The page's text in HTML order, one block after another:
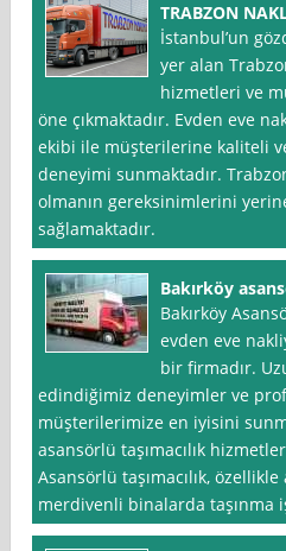
TRABZON
İstanbul’un
yer alan
hizmetleri ve
öne çıkmaktadır. Evden eve
ekibi ile müşterilerine kaliteli
deneyimi sunmaktadır.
olmanın gereksinimlerini
sağlamaktadır.
Bakırköy
Bakırköy
evden eve
bir firmadır.
edindiğimiz deneyimler ve
müşterilerimize en iyisini
asansörlü taşımacılık
Asansörlü taşımacılık,
merdivenli binalarda taşınma